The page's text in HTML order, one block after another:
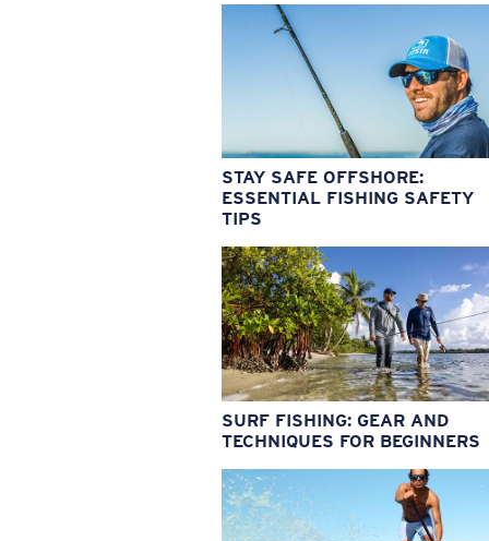
STAY SAFE OFFSHORE:
ESSENTIAL FISHING SAFETY
TIPS
SURF FISHING: GEAR AND
TECHNIQUES FOR BEGINNERS